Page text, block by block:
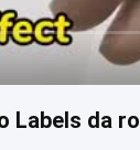
Labels da